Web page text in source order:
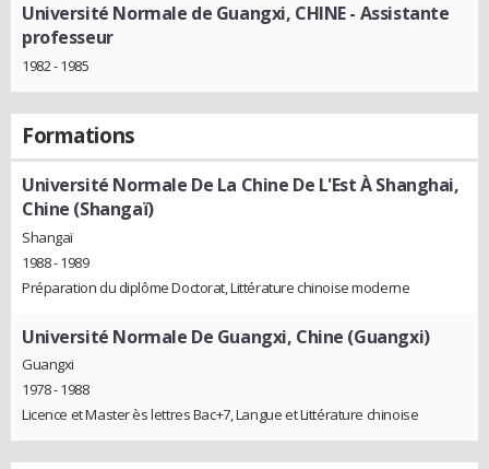
Université Normale de Guangxi, CHINE- Assistante
professeur
1982 - 1985
Formations
Université Normale De La Chine De L'Est À Shanghai,
Chine (Shangaï)
Shangaï
1988 - 1989
Préparation du diplôme Doctorat, Littérature chinoise moderne
Université Normale De Guangxi, Chine (Guangxi)
Guangxi
1978 - 1988
Licence et Master ès lettres Bac+7, Langue et Littérature chinoise